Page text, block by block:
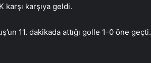
karşı karşıya geldi.
11. dakikada attığı golle 1-0 öne geçti.